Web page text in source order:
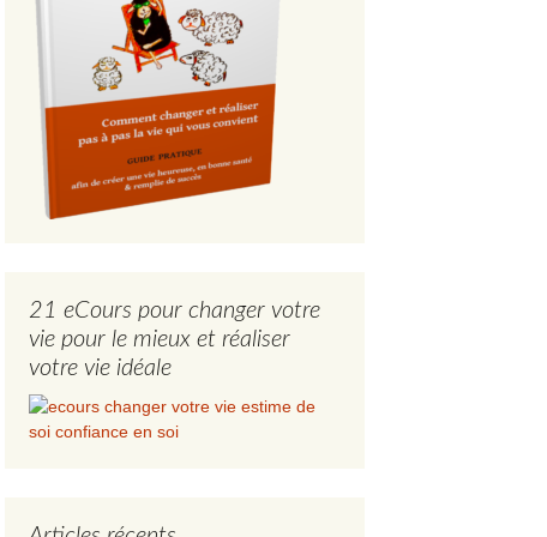
21 eCours pour changer votre
vie pour le mieux et réaliser
votre vie idéale